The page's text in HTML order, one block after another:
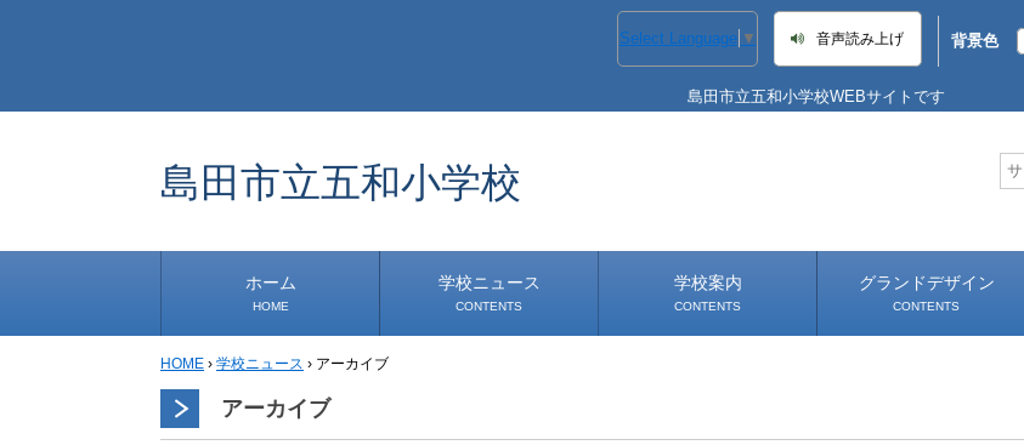
Select Language ▼ 音声読み上げ 背景色
島田市立五和小学校WEBサイトです
島田市立五和小学校
ホーム
HOME
学校ニュース
CONTENTS
学校案内
CONTENTS
グランドデザイン
CONTENTS
HOME › 学校ニュース › アーカイブ
アーカイブ